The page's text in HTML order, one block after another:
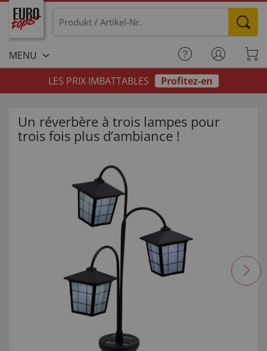
MENU
LES PRIX IMBATTABLES
Profitez-en
Un réverbère à trois lampes pour
trois fois plus d’ambiance !